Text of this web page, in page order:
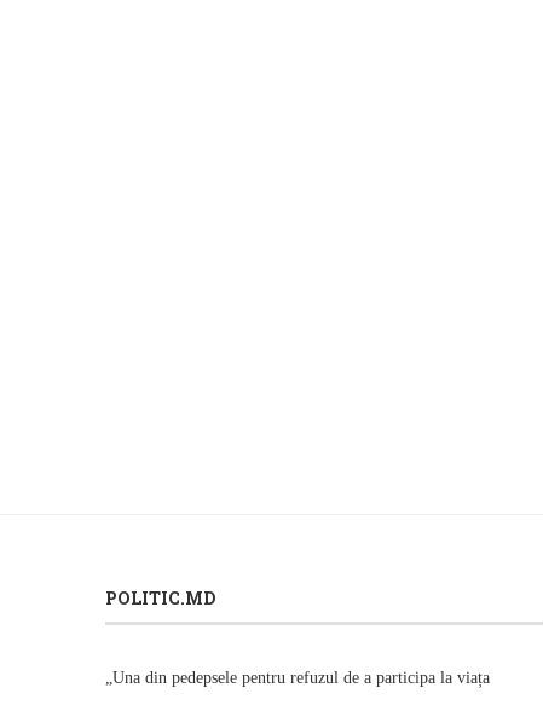
POLITIC.MD
„Una din pedepsele pentru refuzul de a participa la viața